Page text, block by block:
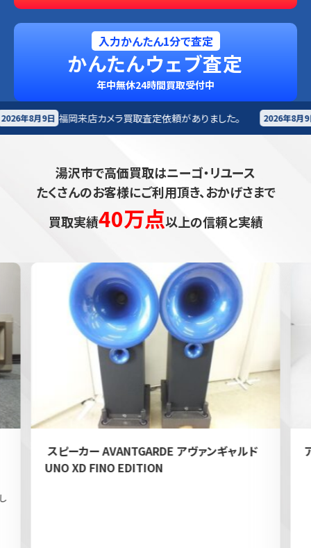
入力かんたん1分で査定
かんたんウェブ査定
年中無休24時間買取受付中
カメラ買取査定依頼がありました。 2026年8月9日 小樽市 楽器買取査
湯沢市で高価買取はニーゴ・リユース
たくさんのお客様にご利用頂き、おかげさまで
買取実績40万点以上の信頼と実績
スピーカー AVANTGARDE アヴァンギャルド
UNO XD FINO EDITION